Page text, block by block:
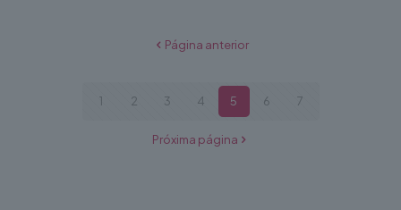
Página anterior
1 2 3 4 5 6 7
Próxima página